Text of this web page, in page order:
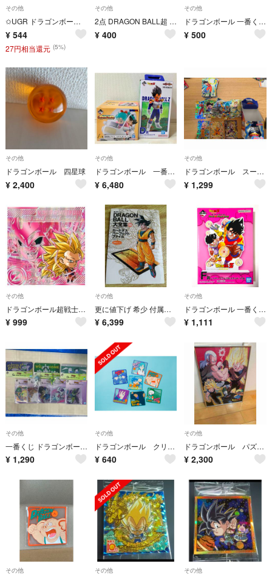
その他
✩UGR ドラゴンボール 超戦士シールウエハース超 15 孫悟空
¥ 544
27円相当還元 (5%)
その他
2点 DRAGON BALL超 SUPER HERO ナツコミ ステッカー
¥ 400
その他
ドラゴンボール 一番くじ ローソン限定 クリリン(ミニ) アクリルスタンド 台座付 BANDAI
¥ 500
その他
ドラゴンボール 四星球
¥ 2,400
その他
ドラゴンボール 一番くじ ベジータ ブルマ 悟空 箱のみ
¥ 6,480
その他
ドラゴンボール スーパーダイバーズ アドバイスパック まとめ売り
¥ 1,299
その他
ドラゴンボール超戦士ウエハース超 激闘の記憶 超16-19 VSR 孫悟空 VS
¥ 999
その他
更に値下げ 希少 付属カードなし 初版 鳥山明ワールド DRAGON BALL大全集 別巻カードダスパーフェクトファイルPART1
¥ 6,399
その他
ドラゴンボール 一番くじ BATTLE OF PLANET NAMEK F賞
¥ 1,111
その他
一番くじ ドラゴンボール スペクタクルバトル F賞 G賞 I賞 まとめ売り
¥ 1,290
その他
ドラゴンボール クリアラバーコースター2 餃子
¥ 640
その他
ドラゴンボール パズル500ピース 完成品
¥ 2,300
その他 その他 その他